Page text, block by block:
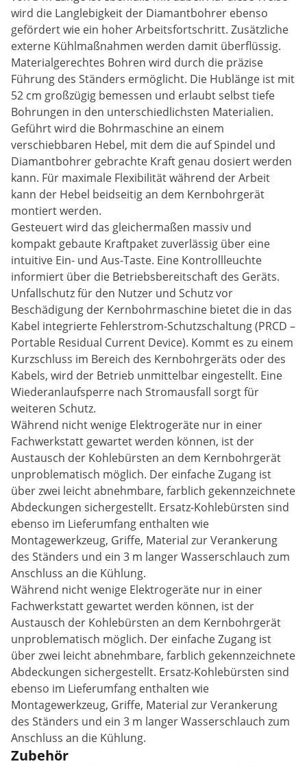
wird die Langlebigkeit der Diamantbohrer ebenso
gefördert wie ein hoher Arbeitsfortschritt. Zusätzliche
externe Kühlmaßnahmen werden damit überflüssig.
Materialgerechtes Bohren wird durch die präzise
Führung des Ständers ermöglicht. Die Hublänge ist mit
52 cm großzügig bemessen und erlaubt selbst tiefe
Bohrungen in den unterschiedlichsten Materialien.
Geführt wird die Bohrmaschine an einem
verschiebbaren Hebel, mit dem die auf Spindel und
Diamantbohrer gebrachte Kraft genau dosiert werden
kann. Für maximale Flexibilität während der Arbeit
kann der Hebel beidseitig an dem Kernbohrgerät
montiert werden.
Gesteuert wird das gleichermaßen massiv und
kompakt gebaute Kraftpaket zuverlässig über eine
intuitive Ein- und Aus-Taste. Eine Kontrollleuchte
informiert über die Betriebsbereitschaft des Geräts.
Unfallschutz für den Nutzer und Schutz vor
Beschädigung der Kernbohrmaschine bietet die in das
Kabel integrierte Fehlerstrom-Schutzschaltung (PRCD –
Portable Residual Current Device). Kommt es zu einem
Kurzschluss im Bereich des Kernbohrgeräts oder des
Kabels, wird der Betrieb unmittelbar eingestellt. Eine
Wiederanlaufsperre nach Stromausfall sorgt für
weiteren Schutz.
Während nicht wenige Elektrogeräte nur in einer
Fachwerkstatt gewartet werden können, ist der
Austausch der Kohlebürsten an dem Kernbohrgerät
unproblematisch möglich. Der einfache Zugang ist
über zwei leicht abnehmbare, farblich gekennzeichnete
Abdeckungen sichergestellt. Ersatz-Kohlebürsten sind
ebenso im Lieferumfang enthalten wie
Montagewerkzeug, Griffe, Material zur Verankerung
des Ständers und ein 3 m langer Wasserschlauch zum
Anschluss an die Kühlung.
Während nicht wenige Elektrogeräte nur in einer
Fachwerkstatt gewartet werden können, ist der
Austausch der Kohlebürsten an dem Kernbohrgerät
unproblematisch möglich. Der einfache Zugang ist
über zwei leicht abnehmbare, farblich gekennzeichnete
Abdeckungen sichergestellt. Ersatz-Kohlebürsten sind
ebenso im Lieferumfang enthalten wie
Montagewerkzeug, Griffe, Material zur Verankerung
des Ständers und ein 3 m langer Wasserschlauch zum
Anschluss an die Kühlung.
Zubehör